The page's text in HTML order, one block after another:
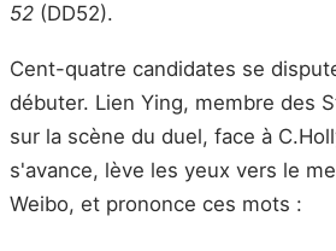
52 (DD52).
Cent-quatre candidates se
débuter. Lien Ying, membre des
sur la scène du duel, face à
s'avance, lève les yeux vers le
Weibo, et prononce ces mots :